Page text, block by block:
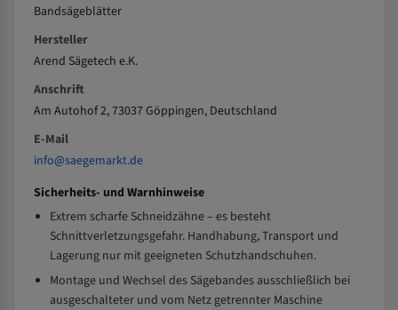
Bandsägeblätter
Hersteller
Arend Sägetech e.K.
Anschrift
Am Autohof 2, 73037 Göppingen, Deutschland
E-Mail
info@saegemarkt.de
Sicherheits- und Warnhinweise
Extrem scharfe Schneidzähne – es besteht
Schnittverletzungsgefahr. Handhabung, Transport und
Lagerung nur mit geeigneten Schutzhandschuhen.
Montage und Wechsel des Sägebandes ausschließlich bei
ausgeschalteter und vom Netz getrennter Maschine